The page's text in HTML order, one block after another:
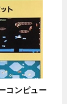
コンピュー